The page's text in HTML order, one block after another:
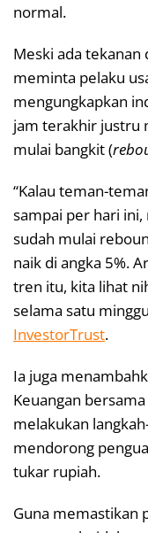
normal.
Meski ada
meminta pelaku
mengungkapkan
jam terakhir justru
mulai bangkit (
“Kalau teman-
sampai per hari
sudah mulai
naik di angka 5%.
tren itu, kita lihat
selama satu
InvestorTrust.
Ia juga
Keuangan
melakukan
mendorong
tukar rupiah.
Guna memastikan